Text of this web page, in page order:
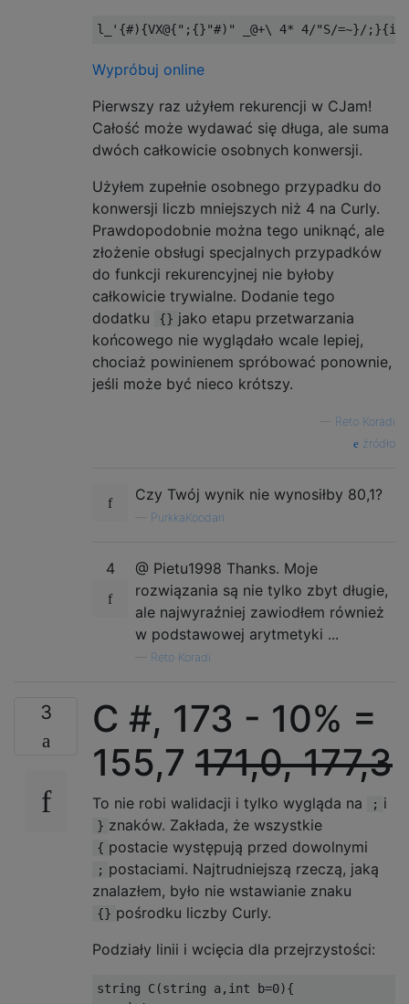
Wypróbuj online
Pierwszy raz użyłem rekurencji w CJam!
Całość może wydawać się długa, ale suma
dwóch całkowicie osobnych konwersji.
Użyłem zupełnie osobnego przypadku do
konwersji liczb mniejszych niż 4 na Curly.
Prawdopodobnie można tego uniknąć, ale
złożenie obsługi specjalnych przypadków
do funkcji rekurencyjnej nie byłoby
całkowicie trywialne. Dodanie tego
dodatku
{} jako etapu przetwarzania
końcowego nie wyglądało wcale lepiej,
chociaż powinienem spróbować ponownie,
jeśli może być nieco krótszy.
Reto Koradi
źródło
Czy Twój wynik nie wynosiłby 80,1?
PurkkaKoodari
4
@ Pietu1998 Thanks. Moje
rozwiązania są nie tylko zbyt długie,
ale najwyraźniej zawiodłem również
w podstawowej arytmetyki ...
Reto Koradi
3
C #, 173 - 10% =
155,7 171,0, 177,3
To nie robi walidacji i tylko wygląda na ; i
} znaków. Zakłada, że ​​wszystkie
{ postacie występują przed dowolnymi
; postaciami. Najtrudniejszą rzeczą, jaką
znalazłem, było nie wstawianie znaku
{} pośrodku liczby Curly.
Podziały linii i wcięcia dla przejrzystości:
string C(string a,int b=0){